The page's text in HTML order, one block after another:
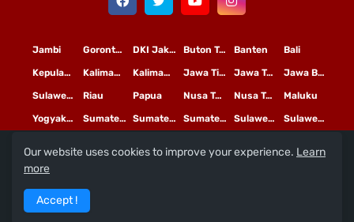
Bali
Banten
Buton Tengah
DKI Jakarta
Gorontalo
Jambi
Jawa Barat
Jawa Tengah
Jawa Timur
Kalimantan Tengah
Kalimantan Timur
Kepulauan Riau
Maluku
Nusa Tenggara Barat
Nusa Tenggara Timur
Papua
Riau
Sulawesi Selatan
Sulawesi Tengah
Sulawesi Utara
Sumatera Barat
Sumatera Selatan
Sumatera Utara
Yogyakarta
Copyright© 2020 PTLiputan Kini Mediatama
Redaksi Pedoman Media Siber
Our website uses cookies to improve your experience. Learn
more
Accept !